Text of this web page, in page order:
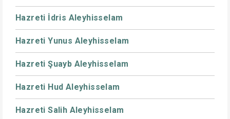
Hazreti İdris Aleyhisselam
Hazreti Yunus Aleyhisselam
Hazreti Şuayb Aleyhisselam
Hazreti Hud Aleyhisselam
Hazreti Salih Aleyhisselam